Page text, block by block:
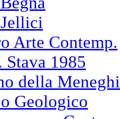
Arte Contemp.
Stava 1985
della
Geologico